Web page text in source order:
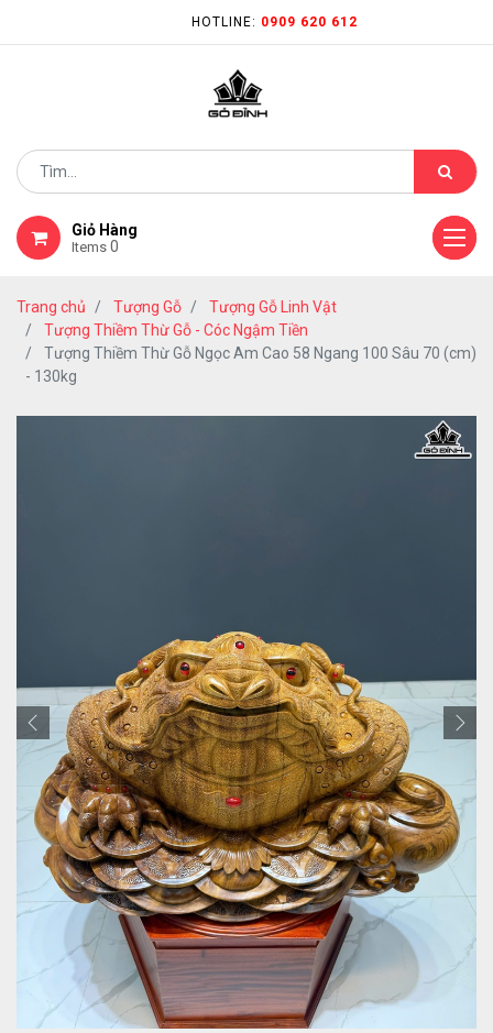
HOTLINE: 0909 620 612
Giỏ Hàng
Items 0
Trang chủ Tượng Gỗ
Tượng Gỗ Linh Vật
Tượng Thiềm Thừ Gỗ - Cóc Ngậm Tiền
Tượng Thiềm Thừ Gỗ Ngọc Am Cao 58 Ngang 100 Sâu 70 (cm)
- 130kg